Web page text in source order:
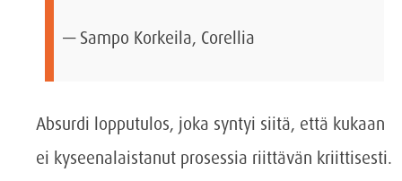
— Sampo Korkeila, Corellia
Absurdi lopputulos, joka syntyi siitä, että kukaan
ei kyseenalaistanut prosessia riittävän kriittisesti.